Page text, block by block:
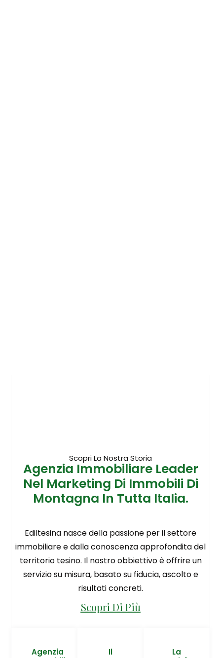
Scopri La Nostra Storia
Agenzia Immobiliare Leader
Nel Marketing Di Immobili Di
Montagna In Tutta Italia.
Ediltesina nasce della passione per il settore
immobiliare e dalla conoscenza approfondita del
territorio tesino. Il nostro obbiettivo è offrire un
servizio su misura, basato su fiducia, ascolto e
risultati concreti.
Scopri Di Più
Agenzia
Il
La